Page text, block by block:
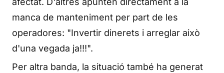
manca de manteniment per part de les
operadores: "Invertir dinerets i arreglar això
d'una vegada ja!!!".
Per altra banda, la situació també ha generat